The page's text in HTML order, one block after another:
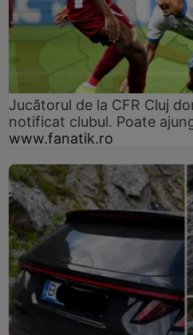
Jucătorul de la CFR Cluj
notificat clubul. Poate
www.fanatik.ro